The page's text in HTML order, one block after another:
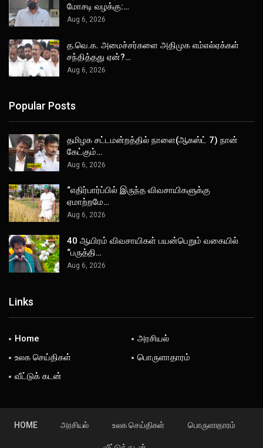
மோசடி வழக்கு:…
Aug 6, 2026
த.வெ.க. அமைச்சர்களை அதிமுக எம்எல்ஏக்கள்
சந்தித்தது ஏன்?…
Aug 6, 2026
Popular Posts
தமிழக சட்டமன்றத்தில் நாளை(ஆகஸ்ட் 7) நான்
கேட்கும்…
Aug 6, 2026
“எதிர்பார்ப்பில் இருந்த விவசாயிகளுக்கு
ஏமாற்றமே…
Aug 6, 2026
40 ஆயிரம் விவசாயிகள் பயன்பெறும் வகையில்
“பருத்தி…
Aug 6, 2026
Links
Home
அரசியல்
உலக செய்திகள்
பொருளாதாரம்
வீட்டுக் கடன்
HOME அரசியல் உலக செய்திகள் பொருளாதாரம்